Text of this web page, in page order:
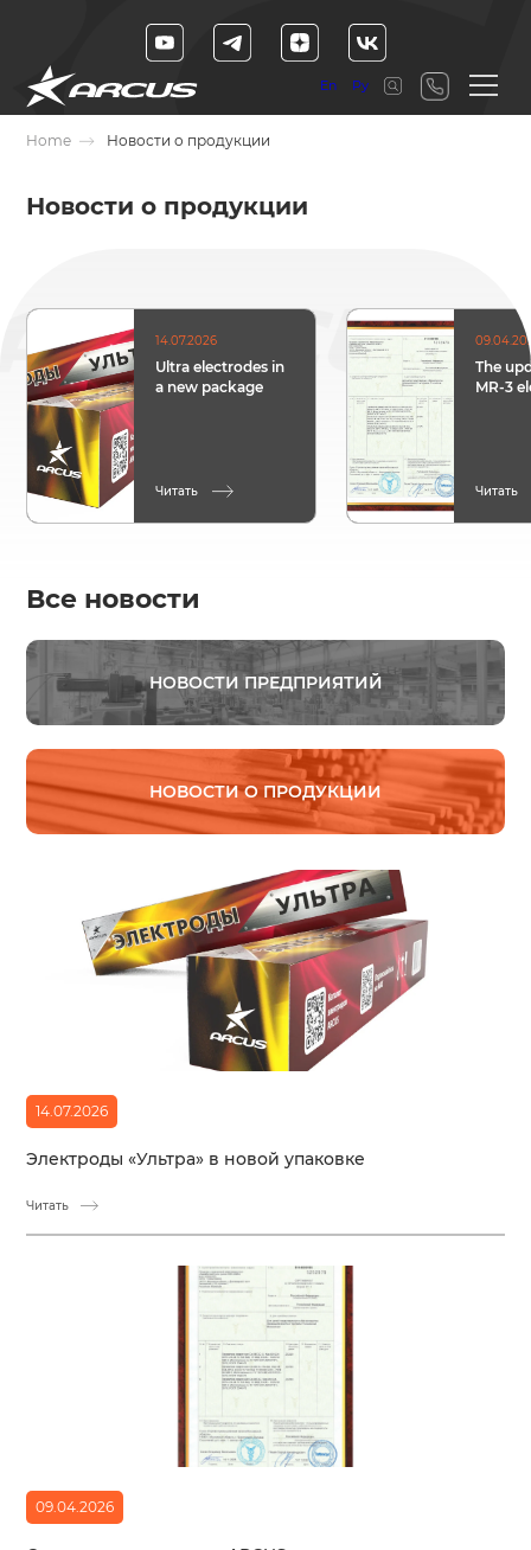
En Ру
Home Новости о продукции
Новости о продукции
14.07.2026
Ultra electrodes in
a new package
Читать
The
MR-3
Читать
Все новости
НОВОСТИ ПРЕДПРИЯТИЙ
НОВОСТИ О ПРОДУКЦИИ
14.07.2026
Электроды «Ультра» в новой упаковке
Читать
09.04.2026